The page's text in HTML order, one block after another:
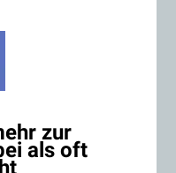
zur
als oft